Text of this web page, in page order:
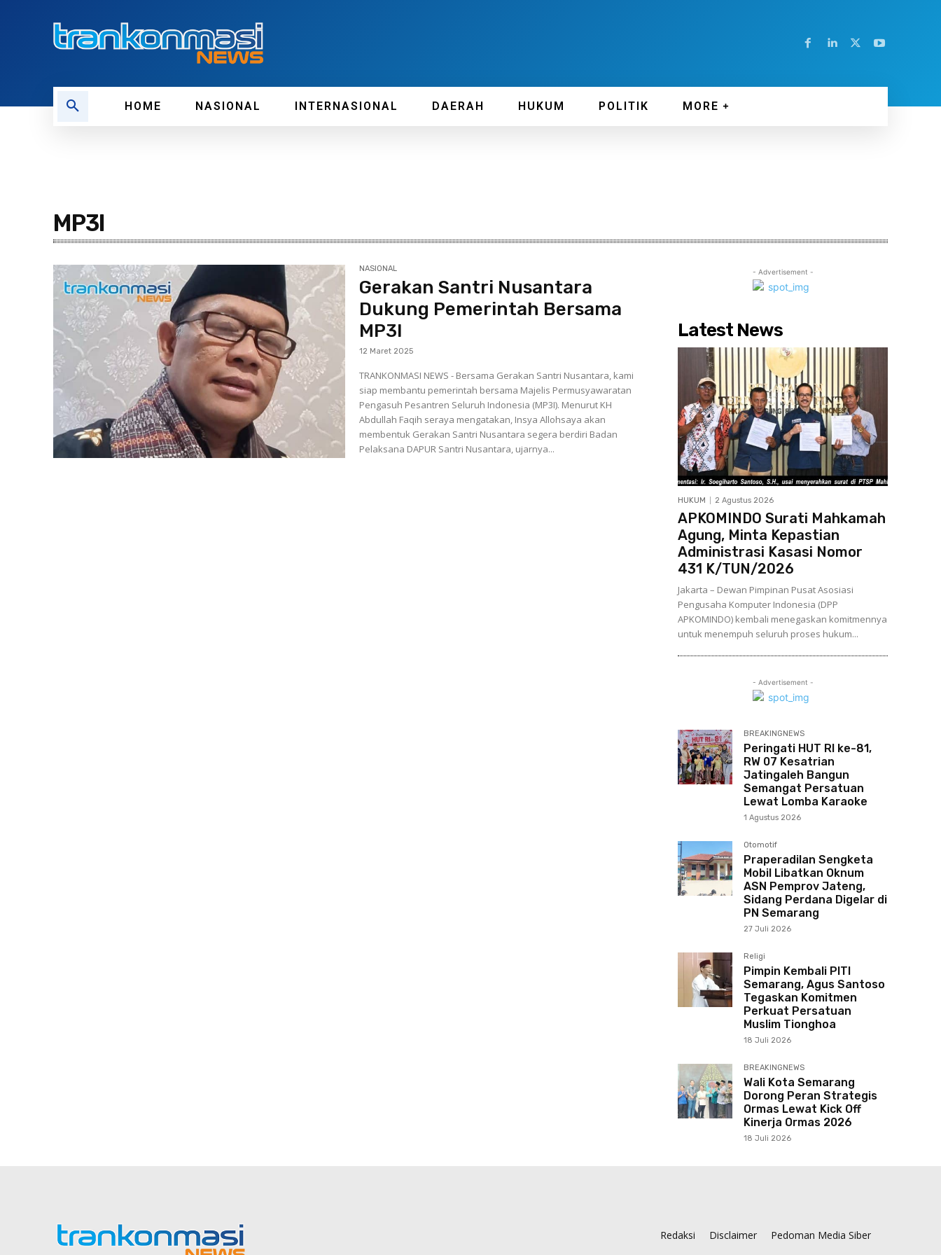
HOME NASIONAL INTERNASIONAL DAERAH HUKUM POLITIK MORE
MP3I
NASIONAL
Gerakan Santri Nusantara
Dukung Pemerintah Bersama
MP3I
12 Maret 2025
TRANKONMASI NEWS - Bersama Gerakan Santri Nusantara, kami
siap membantu pemerintah bersama Majelis Permusyawaratan
Pengasuh Pesantren Seluruh Indonesia (MP3I). Menurut KH
Abdullah Faqih seraya mengatakan, Insya Allohsaya akan
membentuk Gerakan Santri Nusantara segera berdiri Badan
Pelaksana DAPUR Santri Nusantara, ujarnya...
- Advertisement -
Latest News
HUKUM 2 Agustus 2026
APKOMINDO Surati Mahkamah
Agung, Minta Kepastian
Administrasi Kasasi Nomor
431 K/TUN/2026
Jakarta – Dewan Pimpinan Pusat Asosiasi
Pengusaha Komputer Indonesia (DPP
APKOMINDO) kembali menegaskan komitmennya
untuk menempuh seluruh proses hukum...
- Advertisement -
BREAKINGNEWS
Peringati HUT RI ke-81,
RW 07 Kesatrian
Jatingaleh Bangun
Semangat Persatuan
Lewat Lomba Karaoke
1 Agustus 2026
Otomotif
Praperadilan Sengketa
Mobil Libatkan Oknum
ASN Pemprov Jateng,
Sidang Perdana Digelar di
PN Semarang
27 Juli 2026
Religi
Pimpin Kembali PITI
Semarang, Agus Santoso
Tegaskan Komitmen
Perkuat Persatuan
Muslim Tionghoa
18 Juli 2026
BREAKINGNEWS
Wali Kota Semarang
Dorong Peran Strategis
Ormas Lewat Kick Off
Kinerja Ormas 2026
18 Juli 2026
Redaksi Disclaimer Pedoman Media Siber